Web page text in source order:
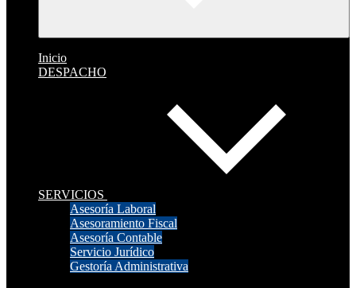
Inicio
DESPACHO
SERVICIOS
Asesoría Laboral
Asesoramiento Fiscal
Asesoría Contable
Servicio Jurídico
Gestoría Administrativa